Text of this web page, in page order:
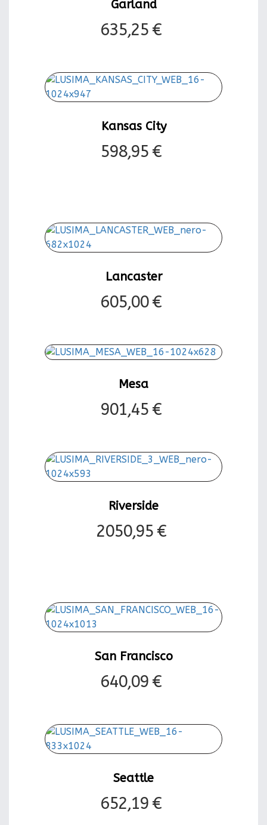
Garland
635,25 €
Kansas City
598,95 €
Lancaster
605,00 €
Mesa
901,45 €
Riverside
2050,95 €
San Francisco
640,09 €
Seattle
652,19 €